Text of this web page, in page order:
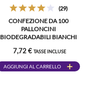
(29)
CONFEZIONE DA 100
PALLONCINI
BIODEGRADABILI BIANCHI
7,72 € TASSE INCLUSE
AGGIUNGI AL CARRELLO